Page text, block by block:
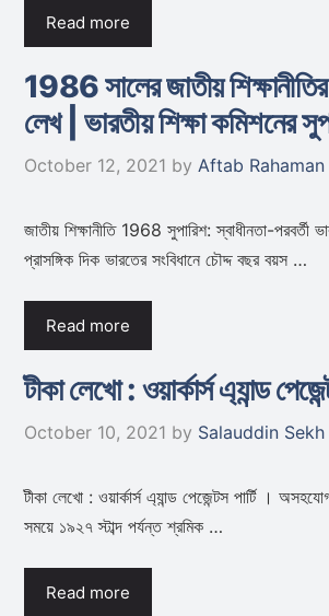
Read more
1986 সালের জাতীয় শিক্ষানীতির
লেখ | ভারতীয় শিক্ষা কমিশনের
October 12, 2021 by Aftab Rahaman
জাতীয় শিক্ষানীতি 1968 সুপারিশ: স্বাধীনতা-পরবর্তী
প্রাসঙ্গিক দিক ভারতের সংবিধানে চৌদ্দ বছর বয়স …
Read more
টীকা লেখো : ওয়ার্কার্স এ্যান্ড
October 10, 2021 by Salauddin Sekh
টীকা লেখো : ওয়ার্কার্স এ্যান্ড পেজেন্টস পার্টি ।
সময়ে ১৯২৭ স্টাব্দ পর্যন্ত শ্রমিক …
Read more